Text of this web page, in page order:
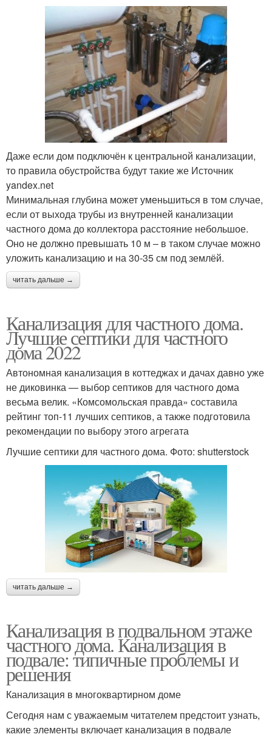
Даже если дом подключён к центральной канализации,
то правила обустройства будут такие же Источник
yandex.net
Минимальная глубина может уменьшиться в том случае,
если от выхода трубы из внутренней канализации
частного дома до коллектора расстояние небольшое.
Оно не должно превышать 10 м – в таком случае можно
уложить канализацию и на 30-35 см под землёй.
читать дальше →
Канализация для частного дома.
Лучшие септики для частного
дома 2022
Автономная канализация в коттеджах и дачах давно уже
не диковинка — выбор септиков для частного дома
весьма велик. «Комсомольская правда» составила
рейтинг топ-11 лучших септиков, а также подготовила
рекомендации по выбору этого агрегата
Лучшие септики для частного дома. Фото: shutterstock
читать дальше →
Канализация в подвальном этаже
частного дома. Канализация в
подвале: типичные проблемы и
решения
Канализация в многоквартирном доме
Сегодня нам с уважаемым читателем предстоит узнать,
какие элементы включает канализация в подвале